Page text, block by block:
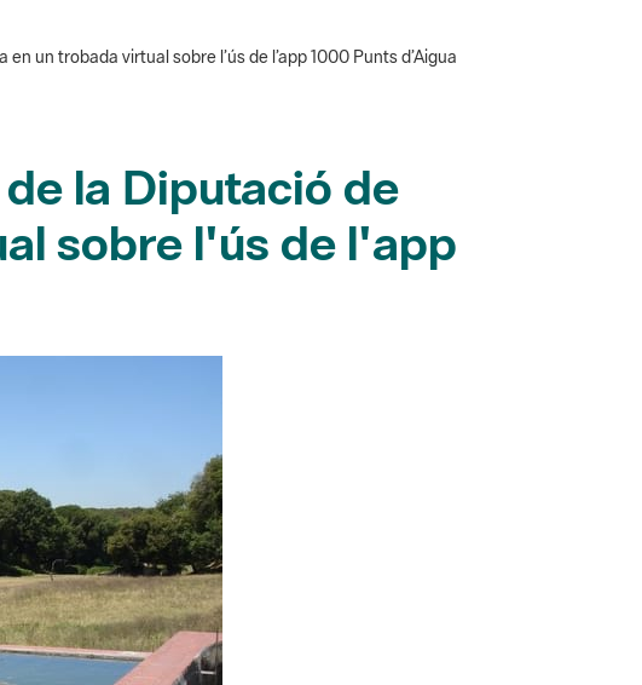
la Diputació de
sobre l'ús de l'app